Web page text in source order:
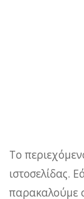
Το
ιστοσελίδας.
παρακαλούμε